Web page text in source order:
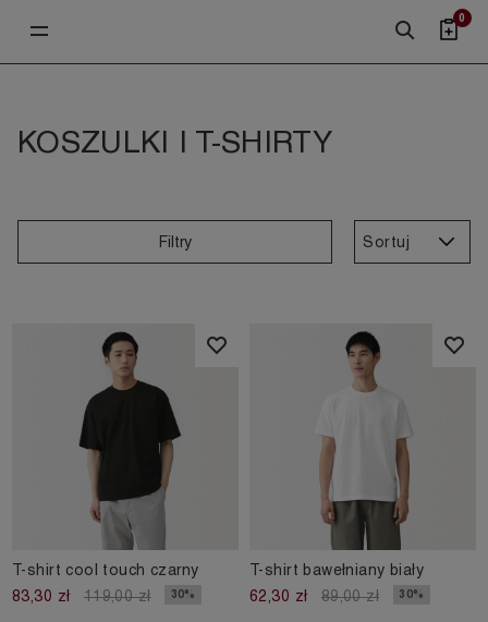
0
KOSZULKI I T-SHIRTY
Filtry Sortuj
T-shirt cool touch czarny
83,30 zł
119,00 zł 30%
T-shirt bawełniany biały
62,30 zł
89,00 zł 30%